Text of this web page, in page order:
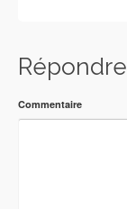
Répondre
Commentaire